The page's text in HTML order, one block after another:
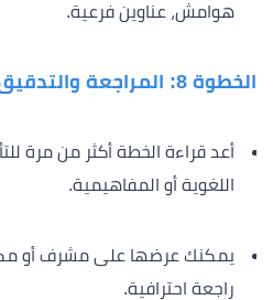
هوامش، عناوين فرعية.
الخطوة 8: المراجعة والتدقيق
أعد قراءة الخطة أكثر من مرة
اللغوية أو المفاهيمية.
يمكنك عرضها على مشرف أو
راجعة احترافية.